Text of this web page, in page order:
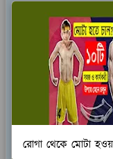
রোগা থেকে মোটা